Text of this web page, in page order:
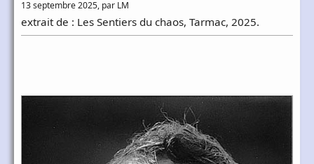
13 septembre 2025, par LM
extrait de : Les Sentiers du chaos, Tarmac, 2025.